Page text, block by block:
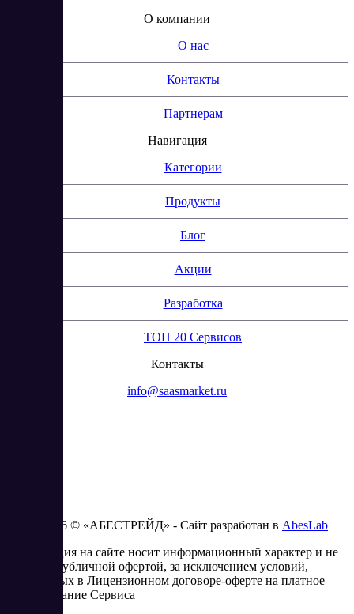
О компании
О нас
Контакты
Партнерам
Навигация
Категории
Продукты
Блог
Акции
Разработка
ТОП 20 Сервисов
Контакты
info@saasmarket.ru
2023 - 2026 © «АБЕСТРЕЙД» - Сайт разработан в AbesLab
Информация на сайте носит информационный характер и не
является публичной офертой, за исключением условий,
изложенных в Лицензионном договоре-оферте на платное
использование Сервиса